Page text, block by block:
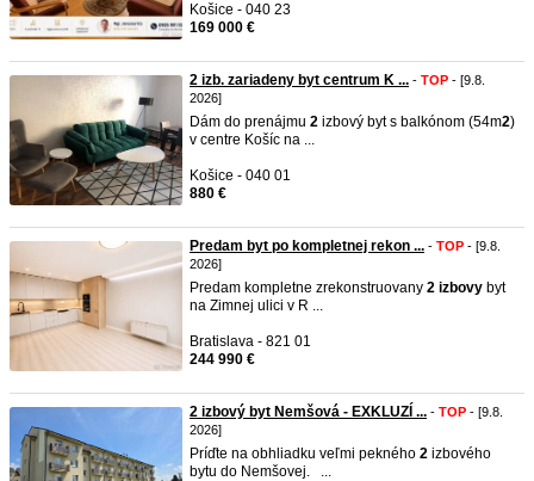
Košice - 040 23
169 000 €
2 izb. zariadeny byt centrum K ... - TOP - [9.8.
2026]
Dám do prenájmu 2 izbový byt s balkónom (54m2)
v centre Košíc na ...
Košice - 040 01
880 €
Predam byt po kompletnej rekon ... - TOP - [9.8.
2026]
Predam kompletne zrekonstruovany 2 izbovy byt
na Zimnej ulici v R ...
Bratislava - 821 01
244 990 €
2 izbový byt Nemšová - EXKLUZÍ ... - TOP - [9.8.
2026]
Príďte na obhliadku veľmi pekného 2 izbového
bytu do Nemšovej. ...